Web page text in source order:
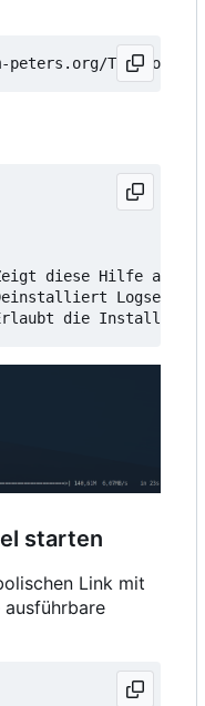
Tim/
diese Hilfe an
Logseq
starten
Link mit